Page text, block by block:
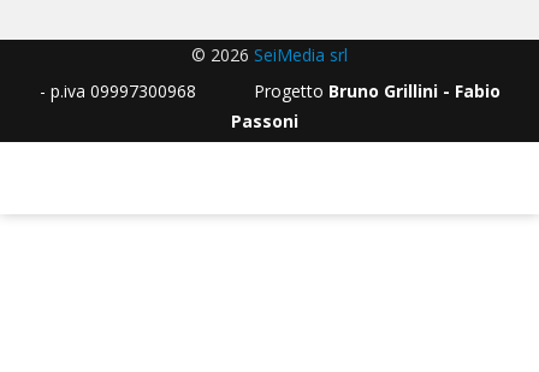
© 2026 SeiMedia srl
- p.iva 09997300968 Progetto Bruno Grillini - Fabio
Passoni